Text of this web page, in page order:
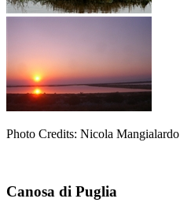
Photo Credits: Nicola Mangialardo
Canosa di Puglia